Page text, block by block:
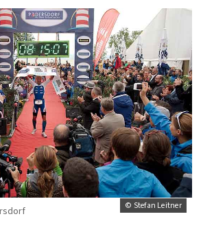
© Stefan Leitner